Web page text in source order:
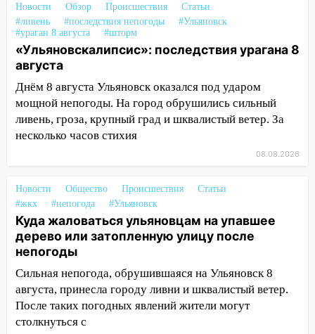
14:26
Жители Ульяновска сами
пытаются расчистить ливнёвки, не
дождавшись коммунальщиков
14:16 Шторм продолжает ломать город:
на улице Любови Шевцовой рухнул
светофор
14:14 Студента из Ульяновска обманули
мошенники под видом преподавателя
упавшее дерево или затопленную улицу
после непогоды
13:59 В Новом городе ураганным
ветром сорвало опалубку со
строящегося дома
13:54 В мэрии Ульяновска рассказали,
как устраняют последствия мощного
шторма
Новости Обзор Происшествия
Статьи
#ливень
#последствия непогоды
#Ульяновск
#ураган 8 августа
#шторм
«Ульяновскалипсис»: последствия урагана 8
августа
Днём 8 августа Ульяновск оказался под ударом
мощной непогоды. На город обрушились сильный
ливень, гроза, крупный град и шквалистый ветер. За
несколько часов стихия
08.08.2026
Новости Общество Происшествия
Статьи
#жкх
#непогода #Ульяновск
Куда жаловаться ульяновцам на упавшее
дерево или затопленную улицу после
непогоды
Сильная непогода, обрушившаяся на Ульяновск 8
августа, принесла городу ливни и шквалистый ветер.
После таких погодных явлений жители могут
столкнуться с